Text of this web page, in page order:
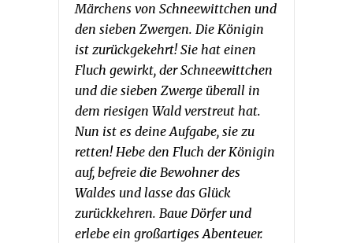
Märchens von Schneewittchen und
den sieben Zwergen. Die Königin
ist zurückgekehrt! Sie hat einen
Fluch gewirkt, der Schneewittchen
und die sieben Zwerge überall in
dem riesigen Wald verstreut hat.
Nun ist es deine Aufgabe, sie zu
retten! Hebe den Fluch der Königin
auf, befreie die Bewohner des
Waldes und lasse das Glück
zurückkehren. Baue Dörfer und
erlebe ein großartiges Abenteuer.